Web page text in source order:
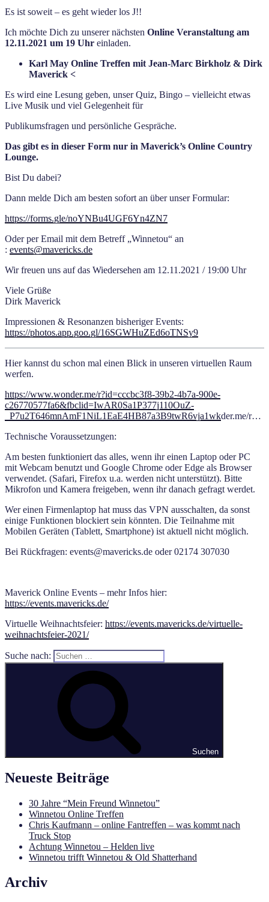
Es ist soweit – es geht wieder los J!!
Ich möchte Dich zu unserer nächsten Online Veranstaltung am
12.11.2021 um 19 Uhr einladen.
Karl May Online Treffen mit Jean-Marc Birkholz & Dirk
Maverick <
Es wird eine Lesung geben, unser Quiz, Bingo – vielleicht etwas
Live Musik und viel Gelegenheit für
Publikumsfragen und persönliche Gespräche.
Das gibt es in dieser Form nur in Maverick’s Online Country
Lounge.
Bist Du dabei?
Dann melde Dich am besten sofort an über unser Formular:
https://forms.gle/noYNBu4UGF6Yn4ZN7
Oder per Email mit dem Betreff „Winnetou“ an
: events@mavericks.de
Wir freuen uns auf das Wiedersehen am 12.11.2021 / 19:00 Uhr
Viele Grüße
Dirk Maverick
Impressionen & Resonanzen bisheriger Events:
https://photos.app.goo.gl/16SGWHuZEd6oTNSy9
Hier kannst du schon mal einen Blick in unseren virtuellen Raum
werfen.
https://www.wonder.me/r?id=cccbc3f8-39b2-4b7a-900e-
c26770577fa6&fbclid=IwAR0Sa1P377j110OuZ-
_P7u2T646mnAmF1NiL1EaE4HB87a3B9twR6vja1wkder.me/r…
Technische Voraussetzungen:
Am besten funktioniert das alles, wenn ihr einen Laptop oder PC
mit Webcam benutzt und Google Chrome oder Edge als Browser
verwendet. (Safari, Firefox u.a. werden nicht unterstützt). Bitte
Mikrofon und Kamera freigeben, wenn ihr danach gefragt werdet.
Wer einen Firmenlaptop hat muss das VPN ausschalten, da sonst
einige Funktionen blockiert sein könnten. Die Teilnahme mit
Mobilen Geräten (Tablett, Smartphone) ist aktuell nicht möglich.
Bei Rückfragen: events@mavericks.de oder 02174 307030
Maverick Online Events – mehr Infos hier:
https://events.mavericks.de/
Virtuelle Weihnachtsfeier: https://events.mavericks.de/virtuelle-
weihnachtsfeier-2021/
Suche nach:
Suchen
Neueste Beiträge
30 Jahre “Mein Freund Winnetou”
Winnetou Online Treffen
Chris Kaufmann – online Fantreffen – was kommt nach
Truck Stop
Achtung Winnetou – Helden live
Winnetou trifft Winnetou & Old Shatterhand
Archiv